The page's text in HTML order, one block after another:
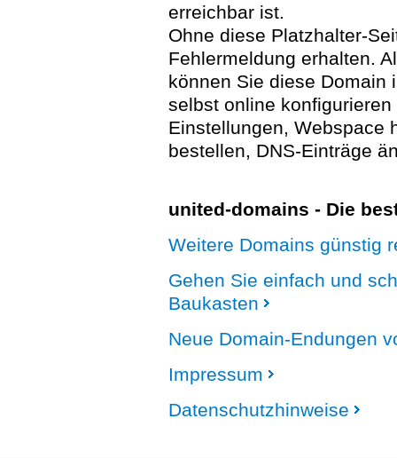
erreichbar ist.
Ohne diese Platzhalter-
Fehlermeldung erhalten.
können Sie diese Domain
selbst online
Einstellungen, Webspace
bestellen, DNS-Einträge
united-domains - Die
Weitere Domains günstig
Gehen Sie einfach und
Baukasten
Neue Domain-Endungen
Impressum
Datenschutzhinweise